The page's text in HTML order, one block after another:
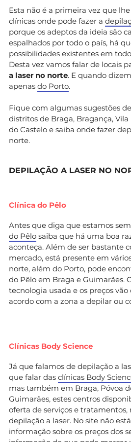
Esta não é a primeira vez que
clínicas onde pode fazer a
porque os adeptos da ideia são
espalhados por todo o país, há
possibilidades existentes em
Desta vez vamos falar de locais
a laser no norte. E quando
apenas do Porto.
Fique com algumas sugestões
distritos de Braga, Bragança, Vila
do Castelo e saiba onde fazer d
norte.
DEPILAÇÃO A LASER NO
Clínica do Pêlo
Antes que diga que estamos
do Pêlo saiba que há uma boa
aconteça. Além de ser bastante
mercado, está presente em
norte, além do Porto, pode
do Pêlo em Braga e Guimarães.
tecnologia usada e os preços vão
acordo com a zona a depilar ou
Clínicas Body Science
Já que falamos de depilação a
que falar das clínicas Body
mas também em Braga, Póvoa
Guimarães, estes centros
oferta de serviços e
depilação a laser. No site não
informação sobre os preços dos